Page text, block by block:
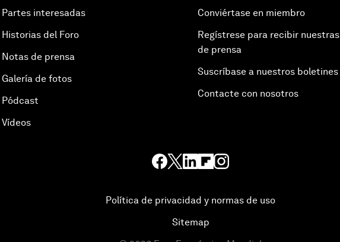
Partes interesadas
Historias del Foro
Notas de prensa
Galería de fotos
Pódcast
Vídeos
Conviértase en miembro
Regístrese para recibir
de prensa
Suscríbase a nuestros boletines
Contacte con nosotros
Política de privacidad y normas de uso
Sitemap